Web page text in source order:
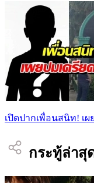
เปิดปากเพื่อนสนิท! เ
กระทู้ล่าสุ